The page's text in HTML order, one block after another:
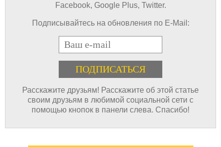
Facebook, Google Plus, Twitter.
Подписывайтесь на обновления по E-Mail:
E-mail
Расскажите друзьям! Расскажите об этой статье
своим друзьям в любимой социальной сети с
помощью кнопок в панели слева. Спасибо!